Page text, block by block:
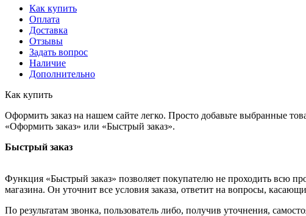
Как купить
Оплата
Доставка
Отзывы
Задать вопрос
Наличие
Дополнительно
Как купить
Оформить заказ на нашем сайте легко. Просто добавьте выбранные
«Оформить заказ» или «Быстрый заказ».
Быстрый заказ
Функция «Быстрый заказ» позволяет покупателю не проходить всю
магазина. Он уточнит все условия заказа, ответит на вопросы,
По результатам звонка, пользователь либо, получив уточнения,